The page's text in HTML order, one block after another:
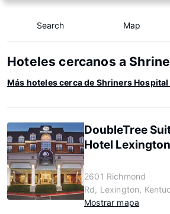
Search Map
Hoteles cercanos a
Más hoteles cerca de Shriners
DoubleTree
Hotel Lexington
2601 Richmond
Rd, Lexington,
Mostrar mapa